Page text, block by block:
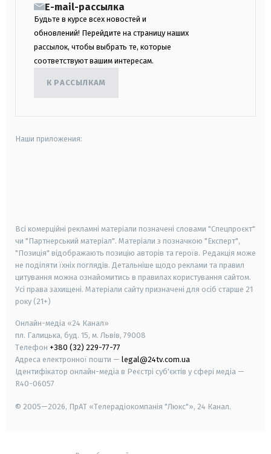
E-mail-рассылка
Будьте в курсе всех новостей и
обновлений! Перейдите на страницу наших
рассылок, чтобы выбрать те, которые
соответствуют вашим интересам.
К РАССЫЛКАМ
Наши приложения:
Всі комерційні рекламні матеріали позначені словами "Спецпроєкт"
чи "Партнерський матеріал". Матеріали з позначкою "Експерт",
"Позиція" відображають позицію авторів та героїв. Редакція може
не поділяти їхніх поглядів. Детальніше щодо реклами та правил
цитування можна ознайомитись в правилах користування сайтом.
Усі права захищені. Матеріали сайту призначені для осіб старше 21
року (21+)
Онлайн-медіа «24 Канал»
пл. Галицька, буд. 15, м. Львів, 79008
Телефон +380 (32) 229-77-77
Адреса електронної пошти — legal@24tv.com.ua
Ідентифікатор онлайн-медіа в Реєстрі суб'єктів у сфері медіа —
R40-06057
© 2005—2026, ПрАТ «Телерадіокомпанія "Люкс"», 24 Канал.